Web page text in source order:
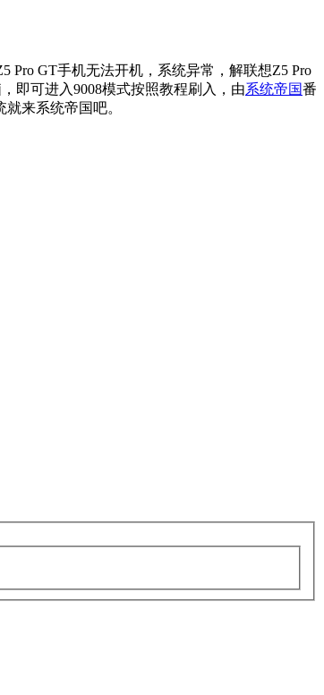
Pro GT手机无法开机，系统异常，解联想Z5 Pro
即可进入9008模式按照教程刷入，由系统帝国番
来系统帝国吧。